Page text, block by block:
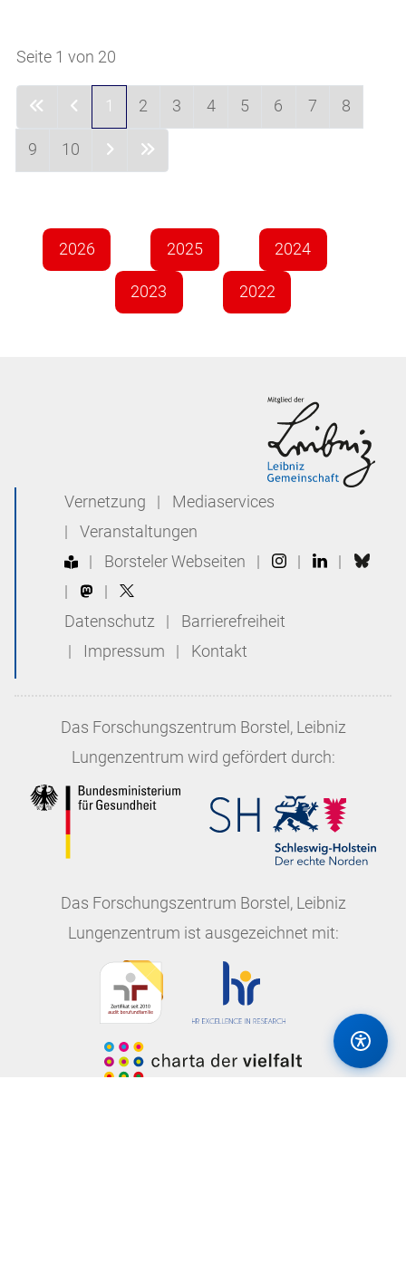
Seite 1 von 20
1 2 3 4 5 6 7 8
9 10
2026 2025 2024
2023 2022
Vernetzung
Mediaservices
Veranstaltungen
|
Borsteler Webseiten
Datenschutz|
Barrierefreiheit
Impressum Kontakt
Das Forschungszentrum Borstel, Leibniz
Lungenzentrum wird gefördert durch:
Das Forschungszentrum Borstel, Leibniz
Lungenzentrum ist ausgezeichnet mit: